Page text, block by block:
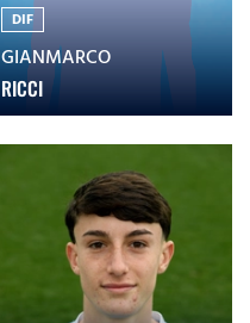
DIF
GIANMARCO
RICCI